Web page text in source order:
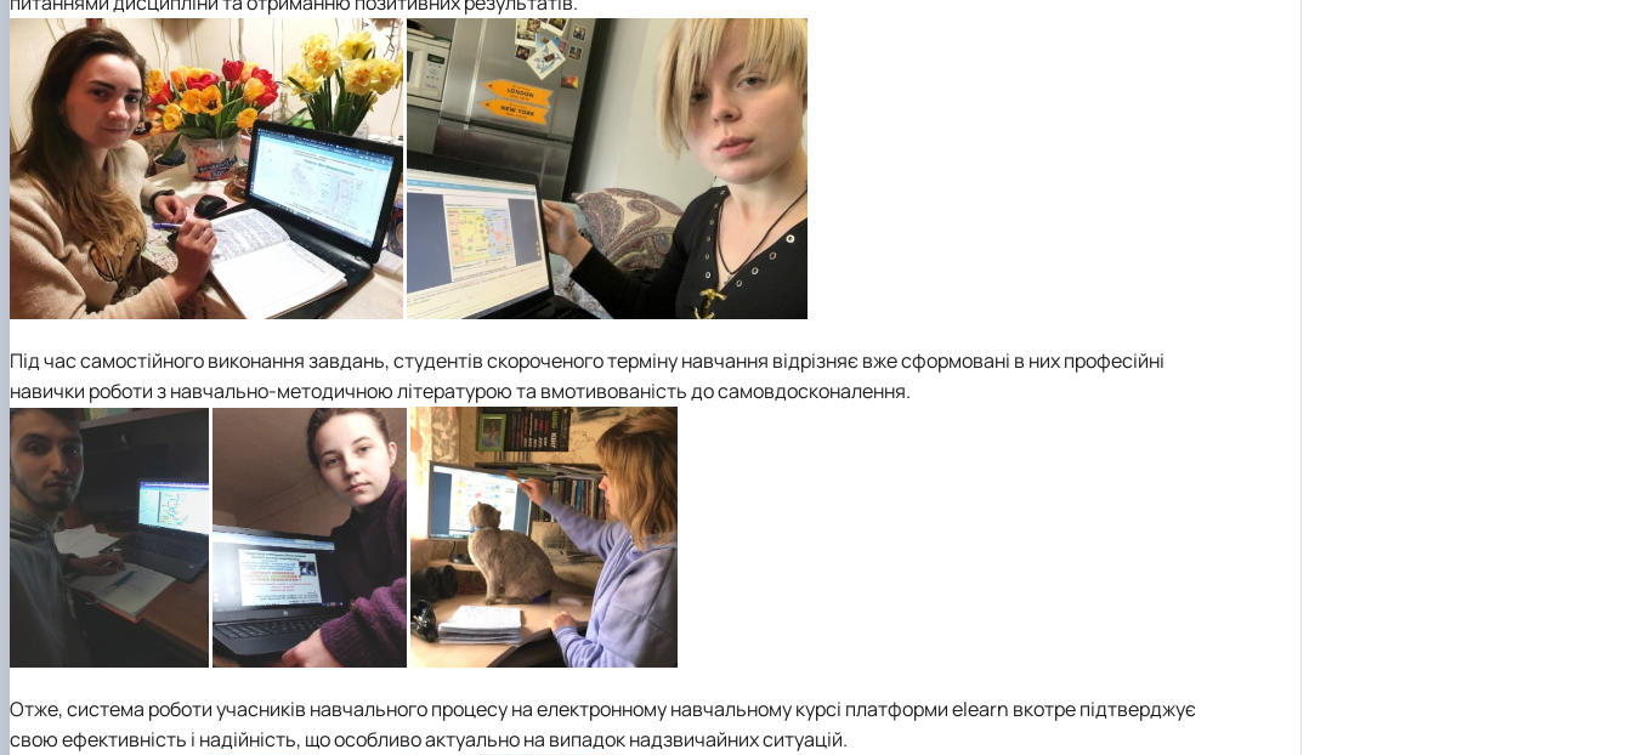
Під час самостійного виконання завдань, студентів скороченого терміну навчання відрізняє вже сформовані в них професійні
навички роботи з навчально-методичною літературою та вмотивованість до самовдосконалення.
Отже, система роботи учасників навчального процесу на електронному навчальному курсі платформи elearn вкотре підтверджує
свою ефективність і надійність, що особливо актуально на випадок надзвичайних ситуацій.